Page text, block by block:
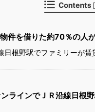
Contents [
件を借りた約70％の人
日根野駅でファミリーが
ラインでＪＲ沿線日根